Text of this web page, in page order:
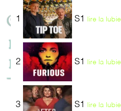
1 S1 lire la lubie
2 S1 lire la lubie
3 S1 lire la lubie